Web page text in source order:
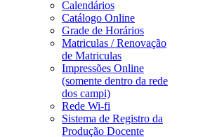
Calendários
Catálogo Online
Grade de Horários
Matriculas / Renovação
de Matriculas
Impressões Online
(somente dentro da rede
dos campi)
Rede Wi-fi
Sistema de Registro da
Produção Docente